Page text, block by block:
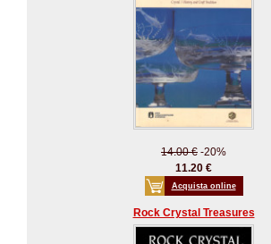
14.00 € -20%
11.20 €
Acquista online
Rock Crystal Treasures